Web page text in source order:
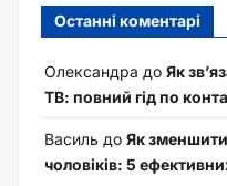
Останні коментарі
Олександра до Як
ТВ: повний гід по
Василь до Як зменшити
чоловіків: 5